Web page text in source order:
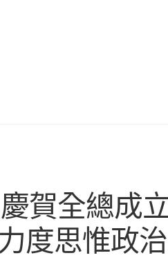
賀全總成
度思惟政